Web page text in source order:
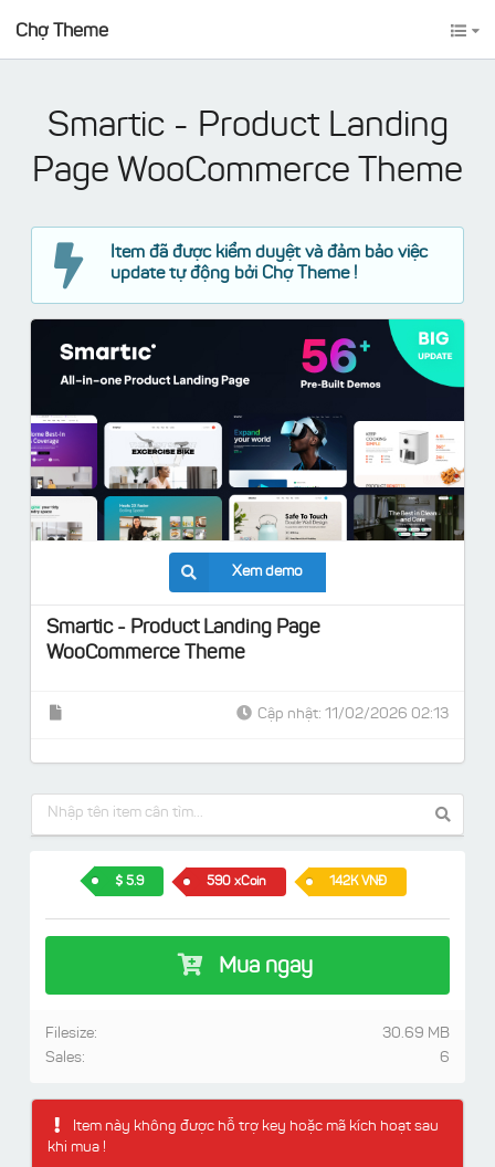
Chợ Theme
Smartic - Product Landing
Page WooCommerce Theme
Item đã được kiểm duyệt và đảm bảo việc
update tự động bởi Chợ Theme !
Xem demo
Smartic - Product Landing Page
WooCommerce Theme
Cập nhật: 11/02/2026 02:13
5.9 590 xCoin 142K VNĐ
Mua ngay
30.69 MB
Filesize:
6
Sales:
Item này không được hỗ trợ key hoặc mã kích hoạt sau
khi mua !